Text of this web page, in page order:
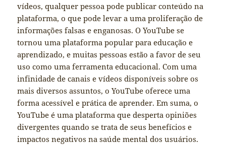
vídeos, qualquer pessoa pode publicar conteúdo na
plataforma, o que pode levar a uma proliferação de
informações falsas e enganosas. O YouTube se
tornou uma plataforma popular para educação e
aprendizado, e muitas pessoas estão a favor de seu
uso como uma ferramenta educacional. Com uma
infinidade de canais e vídeos disponíveis sobre os
mais diversos assuntos, o YouTube oferece uma
forma acessível e prática de aprender. Em suma, o
YouTube é uma plataforma que desperta opiniões
divergentes quando se trata de seus benefícios e
impactos negativos na saúde mental dos usuários.